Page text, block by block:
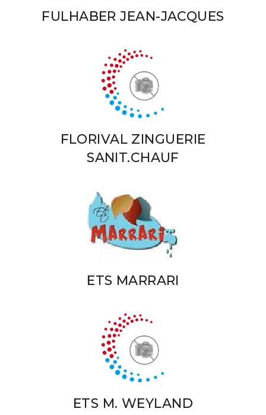
FULHABER JEAN-JACQUES
FLORIVAL ZINGUERIE
SANIT.CHAUF
ETS MARRARI
ETS M. WEYLAND